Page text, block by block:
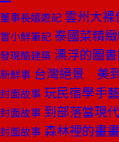
董事長嬉遊記 雲州大裸
嘗小鮮筆記 泰國菜精
發現酷建築 漂浮的圖
新鮮事 台灣絕景 美
封面故事 玩民宿學手藝
封面故事 到部落當現
封面故事 森林裡的畫